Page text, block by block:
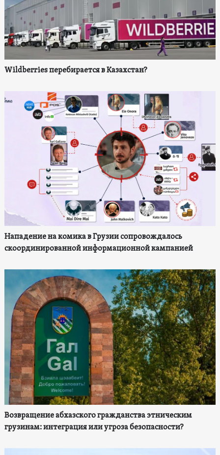
Wildberries перебирается в Казахстан?
Нападение на комика в Грузии сопровождалось
скоординированной информационной кампанией
Возвращение абхазского гражданства этническим
грузинам: интеграция или угроза безопасности?